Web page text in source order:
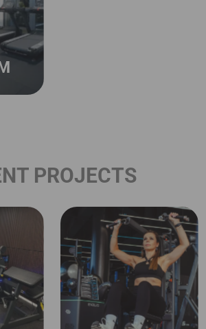
PROJECTS